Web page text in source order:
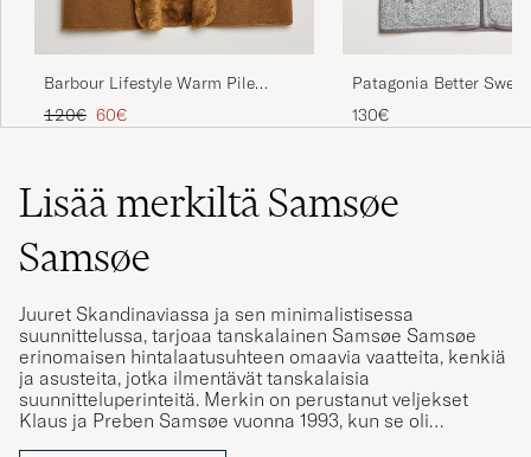
Barbour Lifestyle Warm Pile
Lining Brown
Tavallinen hinta
120€ Alennettu hinta
60€
Patagonia Better
Stonewash
130€
Lisää merkiltä Samsøe
Samsøe
Juuret Skandinaviassa ja sen minimalistisessa
suunnittelussa, tarjoaa tanskalainen Samsøe Samsøe
erinomaisen hintalaatusuhteen omaavia vaatteita, kenkiä
ja asusteita, jotka ilmentävät tanskalaisia
suunnitteluperinteitä. Merkin on perustanut veljekset
Klaus ja Preben Samsøe vuonna 1993, kun se oli